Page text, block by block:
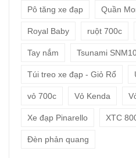
Pô tăng xe đạp Quần
Royal Baby ruột 700c
Tay nắm Tsunami
Túi treo xe đạp - Giỏ Rổ
vỏ 700c Vỏ Kenda
Xe đạp Pinarello XTC
Đèn phản quang